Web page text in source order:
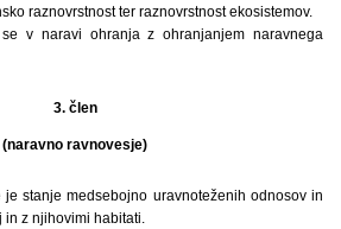
raznovrstnost ter raznovrstnost ekosistemov.
v naravi ohranja z ohranjanjem naravnega
3. člen
(naravno ravnovesje)
stanje medsebojno uravnoteženih odnosov in
in z njihovimi habitati.